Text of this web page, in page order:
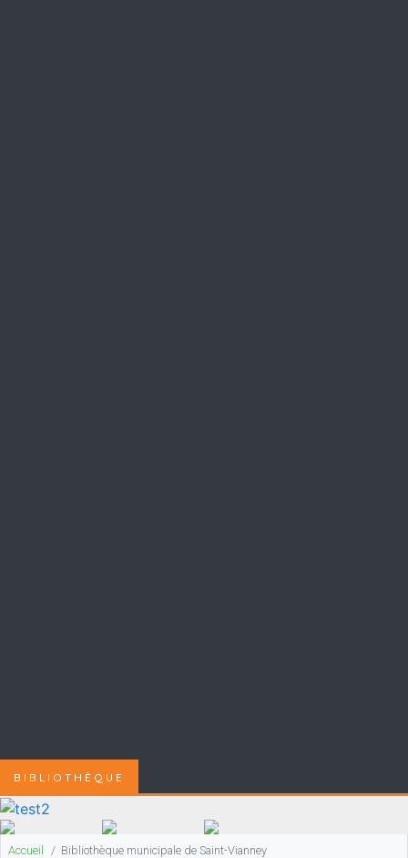
BIBLIOTHÈQUE
Accueil Bibliothèque municipale de Saint-Vianney